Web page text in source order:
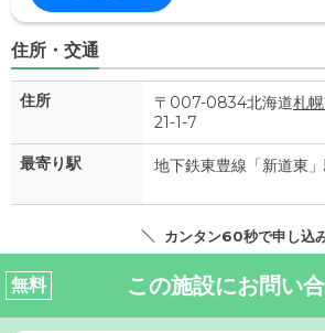
住所・交通
住所 〒007-0834北海道札
21-1-7
最寄り駅 地下鉄東豊線「新道東
カンタン60秒で申し込
無料 この施設にお問い